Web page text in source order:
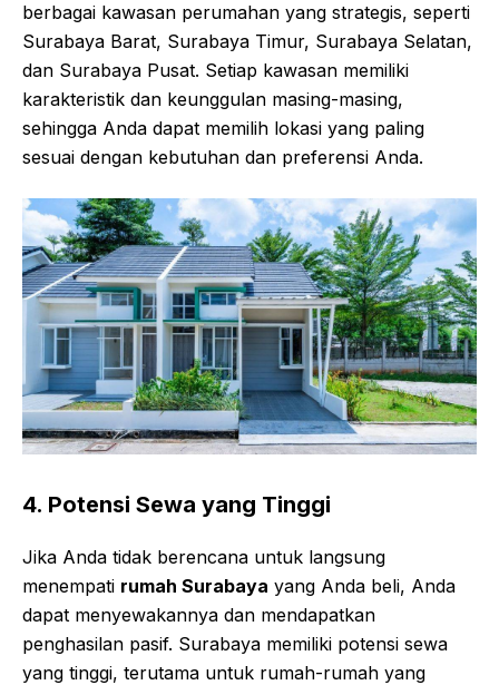
berbagai kawasan perumahan yang strategis, seperti
Surabaya Barat, Surabaya Timur, Surabaya Selatan,
dan Surabaya Pusat. Setiap kawasan memiliki
karakteristik dan keunggulan masing-masing,
sehingga Anda dapat memilih lokasi yang paling
sesuai dengan kebutuhan dan preferensi Anda.
4. Potensi Sewa yang Tinggi
Jika Anda tidak berencana untuk langsung
menempati rumah Surabaya yang Anda beli, Anda
dapat menyewakannya dan mendapatkan
penghasilan pasif. Surabaya memiliki potensi sewa
yang tinggi, terutama untuk rumah-rumah yang